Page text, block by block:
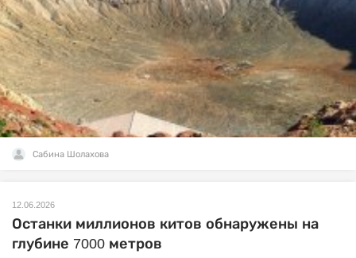
Сабина Шолахова
12.06.2026
Останки миллионов китов обнаружены на
глубине 7000 метров